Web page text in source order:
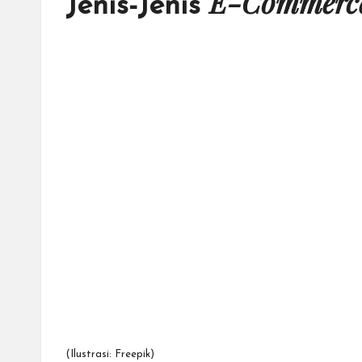
Jenis-Jenis
(Ilustrasi: Freepik)